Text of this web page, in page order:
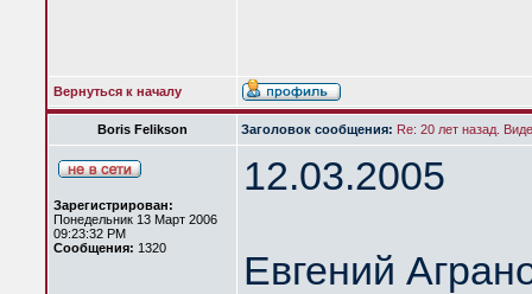
Вернуться к началу
Boris Felikson Заголовок сообщения: Re: 20 лет назад.
Зарегистрирован:
Понедельник 13 Март 2006
09:23:32 PM
Сообщения: 1320
12.03.2005
Евгений